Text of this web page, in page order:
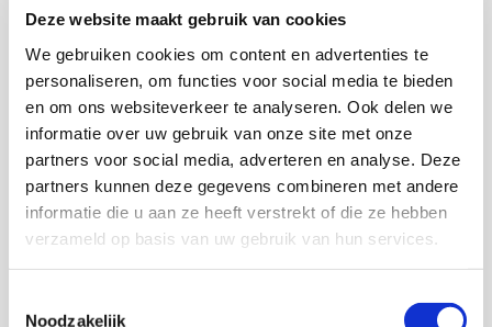
Deze website maakt gebruik van cookies
We gebruiken cookies om content en advertenties te
personaliseren, om functies voor social media te bieden
en om ons websiteverkeer te analyseren. Ook delen we
informatie over uw gebruik van onze site met onze
partners voor social media, adverteren en analyse. Deze
partners kunnen deze gegevens combineren met andere
informatie die u aan ze heeft verstrekt of die ze hebben
verzameld op basis van uw gebruik van hun services.
Noodzakelijk
Mehmet Day, Manja Coopmans, Liselotte van Loon-Dikkers,
Dominique Burggraaff
Download deze publicatie